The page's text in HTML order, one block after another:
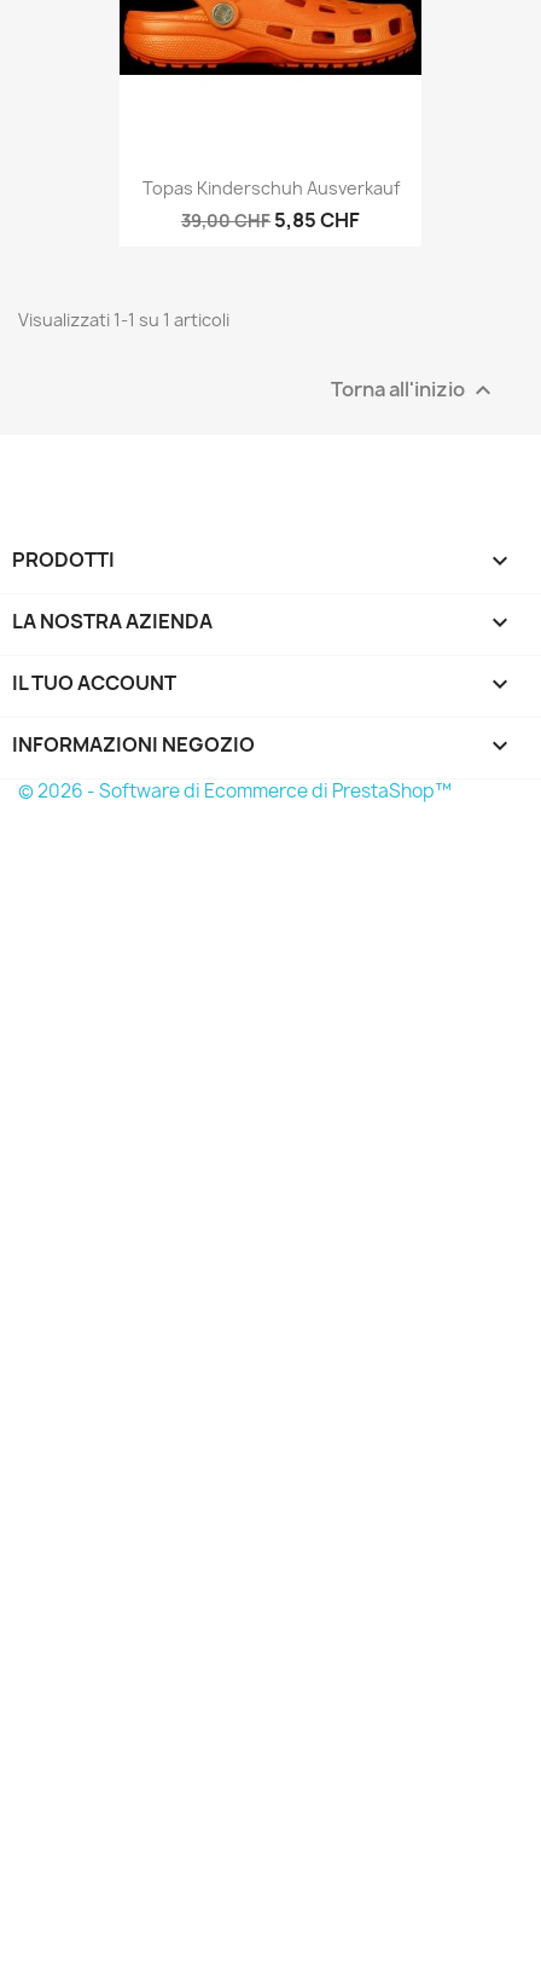
Topas Kinderschuh Ausverkauf
39,00 CHF 5,85 CHF
Visualizzati 1-1 su 1 articoli
Torna all'inizio 
PRODOTTI 
LA NOSTRA AZIENDA 
IL TUO ACCOUNT 
INFORMAZIONI NEGOZIO keyboard_arrow_down
© 2026 - Software di Ecommerce di PrestaShop™